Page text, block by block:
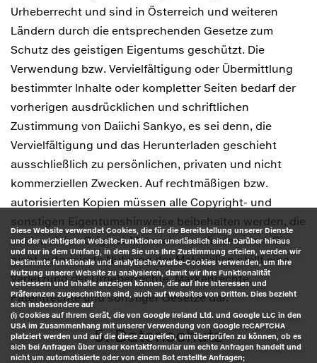
Urheberrecht und sind in Österreich und weiteren
Ländern durch die entsprechenden Gesetze zum
Schutz des geistigen Eigentums geschützt. Die
Verwendung bzw. Vervielfältigung oder Übermittlung
bestimmter Inhalte oder kompletter Seiten bedarf der
vorherigen ausdrücklichen und schriftlichen
Zustimmung von Daiichi Sankyo, es sei denn, die
Vervielfältigung und das Herunterladen geschieht
ausschließlich zu persönlichen, privaten und nicht
kommerziellen Zwecken. Auf rechtmäßigen bzw.
autorisierten Kopien müssen alle Copyright- und
sonstigen Eigentumshinweise beibehalten werden, die
auch auf den Original-Materialien zu finden sind. Die
nicht autorisierte Nutzung der Materialien stellt eine
Verletzung der Urheberrechte, Markenrechte,
Patentrechte und sonstiger Gesetze dar.
5. Datenschutz
Diese Website verwendet Cookies, die für die Bereitstellung unserer Dienste
und der wichtigsten Website-Funktionen unerlässlich sind. Darüber hinaus
und nur in dem Umfang, in dem Sie uns Ihre Zustimmung erteilen, werden wir
bestimmte funktionale und analytische/Werbe-Cookies verwenden, um Ihre
Nutzung unserer Website zu analysieren, damit wir ihre Funktionalität
verbessern und Inhalte anzeigen können, die auf Ihre Interessen und
Präferenzen zugeschnitten sind, auch auf Websites von Dritten. Dies bezieht
sich insbesondere auf
(i) Cookies auf Ihrem Gerät, die von Google Ireland Ltd. und Google LLC in den
USA im Zusammenhang mit unserer Verwendung von Google reCAPTCHA
platziert werden und auf die diese zugreifen, um überprüfen zu können, ob es
sich bei Anfragen über unser Kontaktformular um echte Anfragen handelt und
nicht um automatisierte oder von einem Bot erstellte Anfragen;